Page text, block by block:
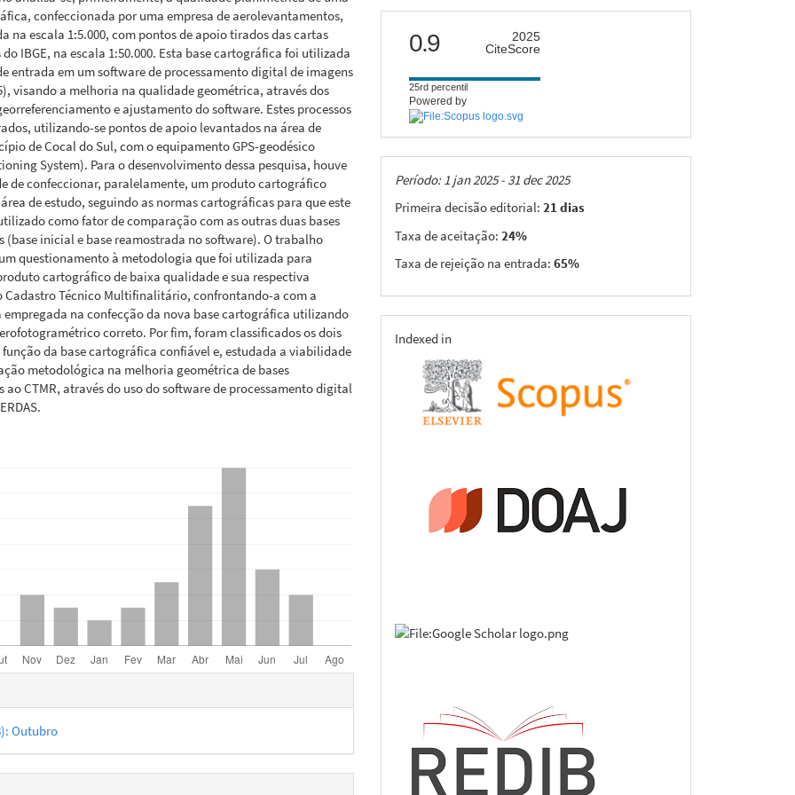
confeccionada por uma empresa de aerolevantamentos,
na escala 1:5.000, com pontos de apoio tirados das cartas
IBGE, na escala 1:50.000. Esta base cartográfica foi utilizada
entrada em um software de processamento digital de imagens
visando a melhoria na qualidade geométrica, através dos
e ajustamento do software. Estes processos
utilizando-se pontos de apoio levantados na área de
de Cocal do Sul, com o equipamento GPS-geodésico
System). Para o desenvolvimento dessa pesquisa, houve
de confeccionar, paralelamente, um produto cartográfico
de estudo, seguindo as normas cartográficas para que este
como fator de comparação com as outras duas bases
(base inicial e base reamostrada no software). O trabalho
questionamento à metodologia que foi utilizada para
cartográfico de baixa qualidade e sua respectiva
Cadastro Técnico Multifinalitário, confrontando-a com a
na confecção da nova base cartográfica utilizando
correto. Por fim, foram classificados os dois
da base cartográfica confiável e, estudada a viabilidade
metodológica na melhoria geométrica de bases
ao CTMR, através do uso do software de processamento digital
Outubro
citescore
0.9
2025
CiteScore
25rd percentil
Powered by
Taxas
Período: 1 jan 2025 - 31 dec 2025
Primeira decisão editorial: 21 dias
Taxa de aceitação: 24%
Taxa de rejeição na entrada: 65%
indexing
Indexed in